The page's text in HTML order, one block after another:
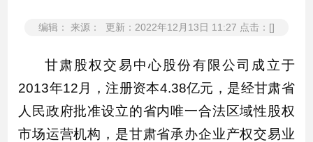
编辑： 来源： 更新：2022年12月13日 11:27 点击：[]
甘肃股权交易中心股份有限公司成立于
2013年12月，注册资本4.38亿元，是经甘肃省
人民政府批准设立的省内唯一合法区域性股权
市场运营机构，是甘肃省承办企业产权交易业